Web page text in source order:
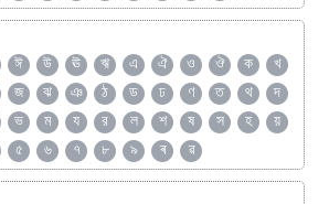
ঈ উ ঊ ঋ এ ঐ ও ঔ ক
খ
জ ঝ ঞ ঠ ড ঢ ণ ত থ
দ
ভ ম য র ল শ ষ স হ
য়
৫ ৬ ৭ ৮ ৯ ৰ ৱ